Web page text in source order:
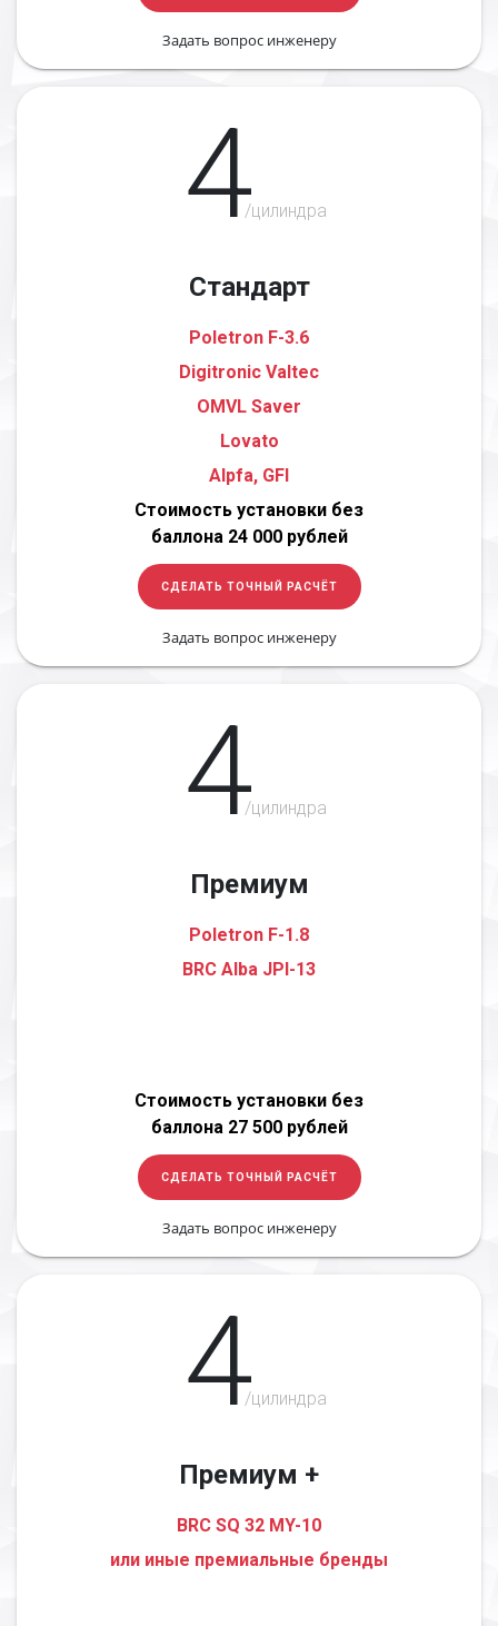
Задать вопрос инженеру
4/цилиндра
Стандарт
Poletron F-3.6
Digitronic Valtec
OMVL Saver
Lovato
Alpfa, GFI
Стоимость установки без
баллона 24 000 рублей
СДЕЛАТЬ ТОЧНЫЙ РАСЧЁТ
Задать вопрос инженеру
4/цилиндра
Премиум
Poletron F-1.8
BRC Alba JPI-13
Стоимость установки без
баллона 27 500 рублей
СДЕЛАТЬ ТОЧНЫЙ РАСЧЁТ
Задать вопрос инженеру
4/цилиндра
Премиум +
BRC SQ 32 MY-10
или иные премиальные бренды